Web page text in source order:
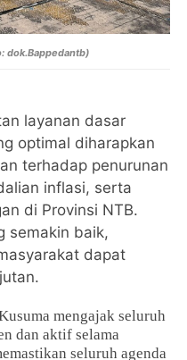
dok.Bappedantb)
layanan dasar
optimal diharapkan
terhadap penurunan
inflasi, serta
di Provinsi NTB.
semakin baik,
dapat
mengajak seluruh
dan aktif selama
seluruh agenda